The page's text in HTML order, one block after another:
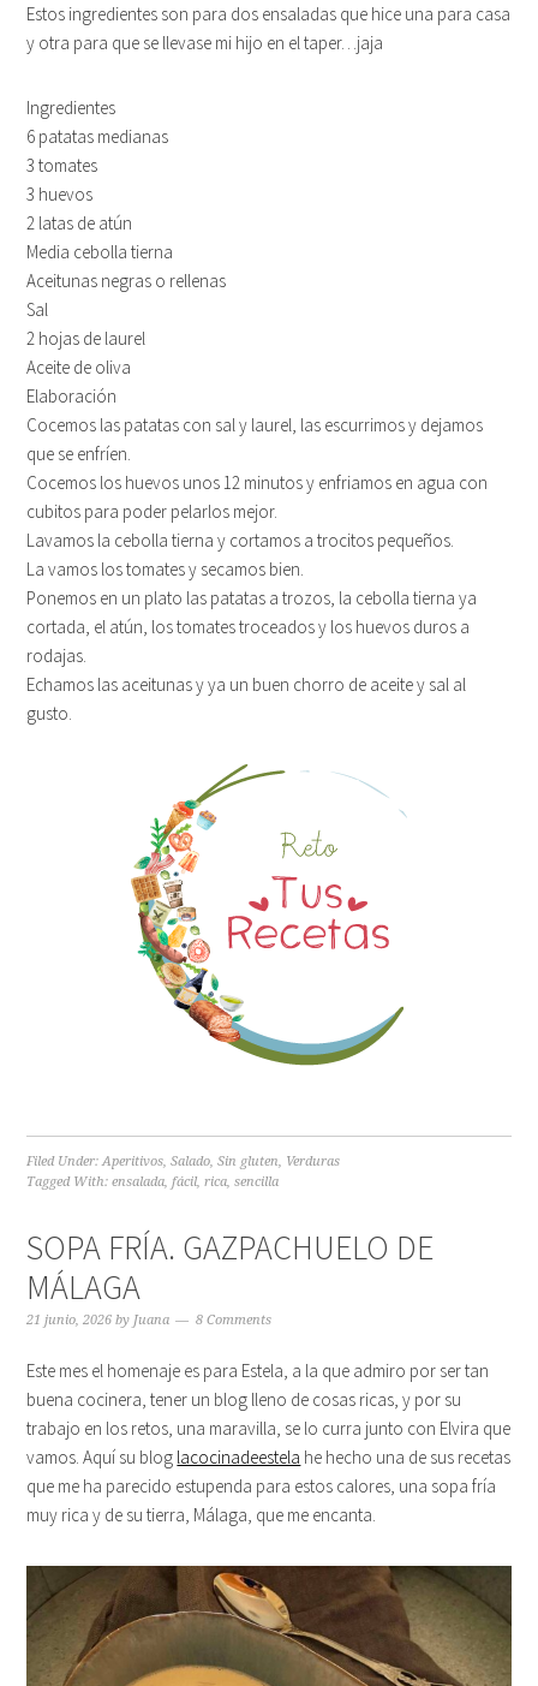
Estos ingredientes son para dos ensaladas que hice una para casa
y otra para que se llevase mi hijo en el taper…jaja
Ingredientes
6 patatas medianas
3 tomates
3 huevos
2 latas de atún
Media cebolla tierna
Aceitunas negras o rellenas
Sal
2 hojas de laurel
Aceite de oliva
Elaboración
Cocemos las patatas con sal y laurel, las escurrimos y dejamos
que se enfríen.
Cocemos los huevos unos 12 minutos y enfriamos en agua con
cubitos para poder pelarlos mejor.
Lavamos la cebolla tierna y cortamos a trocitos pequeños.
La vamos los tomates y secamos bien.
Ponemos en un plato las patatas a trozos, la cebolla tierna ya
cortada, el atún, los tomates troceados y los huevos duros a
rodajas.
Echamos las aceitunas y ya un buen chorro de aceite y sal al
gusto.
Filed Under:Aperitivos,Salado,Sin gluten, Verduras
Tagged With:ensalada,fácil,rica,sencilla
SOPA FRÍA. GAZPACHUELO DE
MÁLAGA
21 junio, 2026 by Juana 8 Comments
Este mes el homenaje es para Estela, a la que admiro por ser tan
buena cocinera, tener un blog lleno de cosas ricas, y por su
trabajo en los retos, una maravilla, se lo curra junto con Elvira que
vamos. Aquí su blog lacocinadeestela he hecho una de sus recetas
que me ha parecido estupenda para estos calores, una sopa fría
muy rica y de su tierra, Málaga, que me encanta.